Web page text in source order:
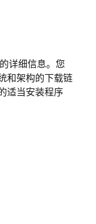
的详细信息。您
和架构的下载链
适当安装程序